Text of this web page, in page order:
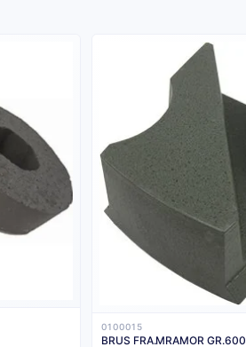
0100015
BRUS FRA.MRAMOR GR.600